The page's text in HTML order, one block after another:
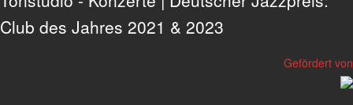
Club des Jahres 2021 & 2023
Gefördert von